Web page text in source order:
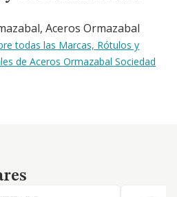
Aceros Ormazabal
todas las Marcas, Rótulos y
de Aceros Ormazabal Sociedad